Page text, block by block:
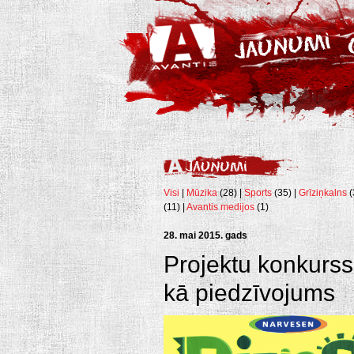
Visi Mūzika(28) |Sports(35) | Grīziņkalns
(11) | Avantis medijos (1)
28. mai 2015. gads
Projektu
kā piedzīvojums